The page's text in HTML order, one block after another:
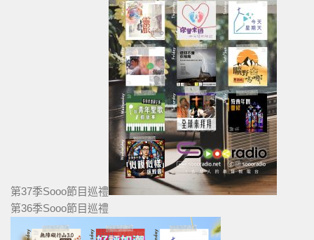
第37季Sooo節目巡禮
第36季Sooo節目巡禮